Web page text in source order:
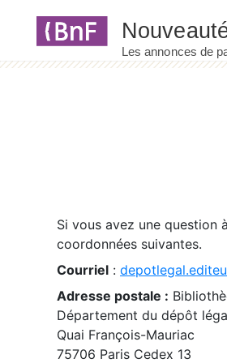
Si vous avez une question
coordonnées suivantes.
Courriel :
Adresse postale :
Département du dépôt
Quai François-Mauriac
75706 Paris Cedex 13